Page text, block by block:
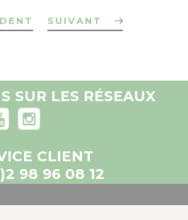
SUIVANT
SUR LES RÉSEAUX
CLIENT
98 96 08 12